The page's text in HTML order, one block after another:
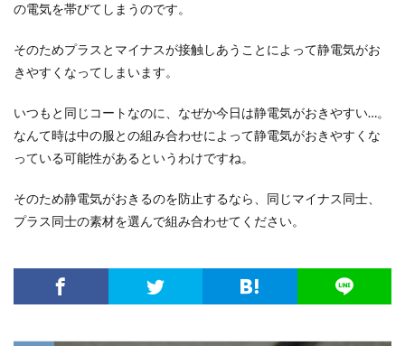
の電気を帯びてしまうのです。
そのためプラスとマイナスが接触しあうことによって静電気がお
きやすくなってしまいます。
いつもと同じコートなのに、なぜか今日は静電気がおきやすい…。
なんて時は中の服との組み合わせによって静電気がおきやすくな
っている可能性があるというわけですね。
そのため静電気がおきるのを防止するなら、同じマイナス同士、
プラス同士の素材を選んで組み合わせてください。